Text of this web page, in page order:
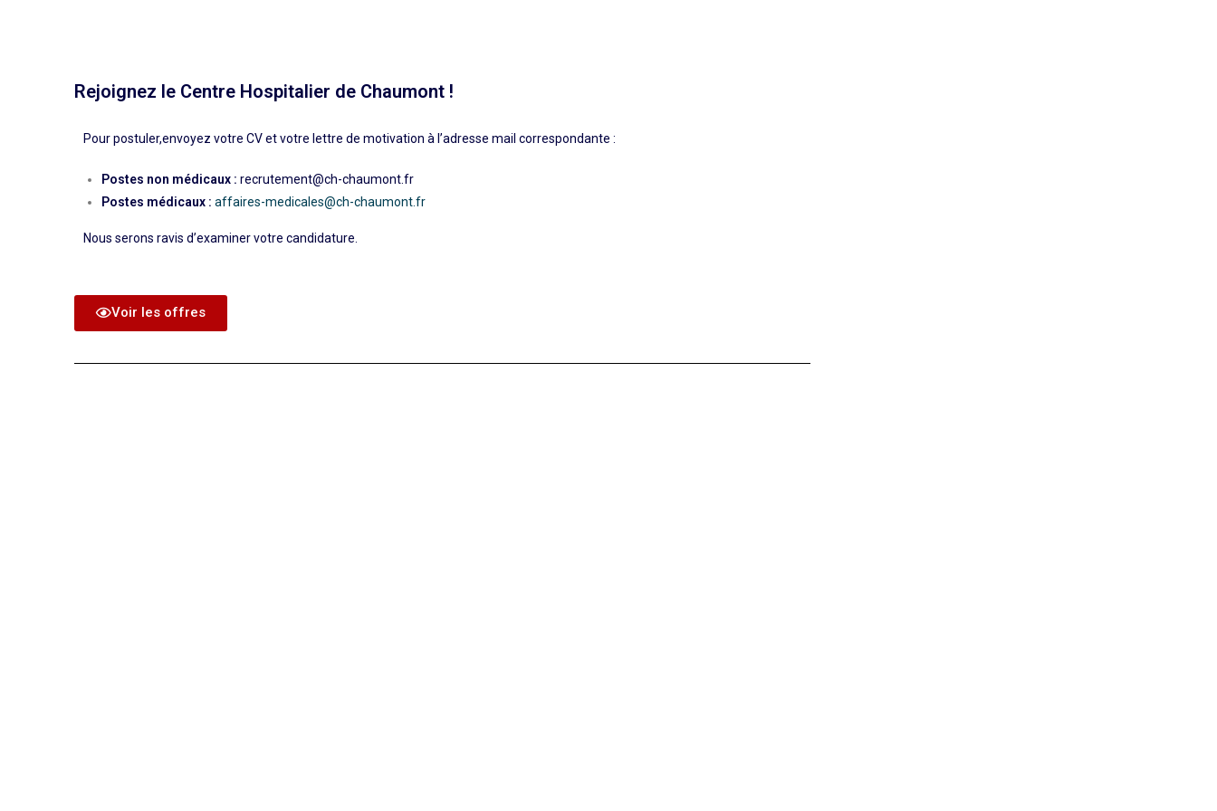
Rejoignez le Centre Hospitalier de Chaumont !
Pour postuler,envoyez votre CV et votre lettre de motivation à l’adresse mail correspondante :
Postes non médicaux : recrutement@ch-chaumont.fr
Postes médicaux : affaires-medicales@ch-chaumont.fr
Nous serons ravis d’examiner votre candidature.
Voir les offres